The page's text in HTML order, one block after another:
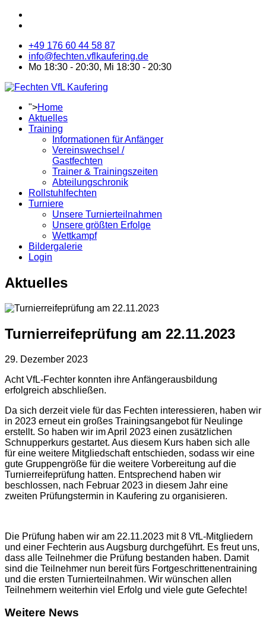
+49 176 60 44 58 87
info@fechten.vflkaufering.de
Mo 18:30 - 20:30, Mi 18:30 - 20:30
">Home
Aktuelles
Training
Informationen für Anfänger
Vereinswechsel /
Gastfechten
Trainer & Trainingszeiten
Abteilungschronik
Rollstuhlfechten
Turniere
Unsere Turnierteilnahmen
Unsere größten Erfolge
Wettkampf
Bildergalerie
Login
Aktuelles
Turnierreifeprüfung am 22.11.2023
29. Dezember 2023
Acht VfL-Fechter konnten ihre Anfängerausbildung
erfolgreich abschließen.
Da sich derzeit viele für das Fechten interessieren, haben wir
in 2023 erneut ein großes Trainingsangebot für Neulinge
erstellt. So haben wir im April 2023 einen zusätzlichen
Schnupperkurs gestartet. Aus diesem Kurs haben sich alle
für eine weitere Mitgliedschaft entschieden, sodass wir eine
gute Gruppengröße für die weitere Vorbereitung auf die
Turnierreifeprüfung hatten. Entsprechend haben wir
beschlossen, nach Februar 2023 in diesem Jahr eine
zweiten Prüfungstermin in Kaufering zu organisieren.
Die Prüfung haben wir am 22.11.2023 mit 8 VfL-Mitgliedern
und einer Fechterin aus Augsburg durchgeführt. Es freut uns,
dass alle Teilnehmer die Prüfung bestanden haben. Damit
sind die Teilnehmer nun bereit fürs Fortgeschrittenentraining
und die ersten Turnierteilnahmen. Wir wünschen allen
Teilnehmern weiterhin viel Erfolg und viele gute Gefechte!
Weitere News